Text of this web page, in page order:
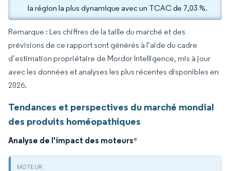
la région la plus dynamique avec un TCAC de 7,03 %.
Remarque : Les chiffres de la taille du marché et des
prévisions de ce rapport sont générés à l’aide du cadre
d’estimation propriétaire de Mordor Intelligence, mis à jour
avec les données et analyses les plus récentes disponibles en
2026.
Tendances et perspectives du marché mondial
des produits homéopathiques
Analyse de l'impact des moteurs*